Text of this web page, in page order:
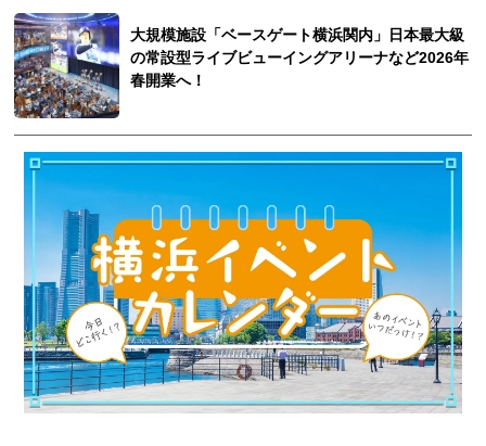
大規模施設「ベースゲート横浜関内」日本最大級
の常設型ライブビューイングアリーナなど2026年
春開業へ！